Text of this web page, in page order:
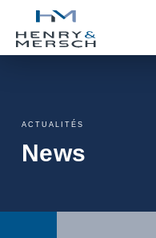
ACTUALITÉS
News